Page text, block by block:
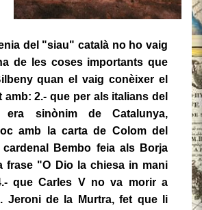
del "siau" català no ho vaig
de les coses importants que
quan el vaig conèixer el
amb: 2.- que per als italians del
era sinònim de Catalunya,
amb la carta de Colom del
cardenal Bembo feia als Borja
frase "O Dio la chiesa in mani
que Carles V no va morir a
Jeroni de la Murtra, fet que li